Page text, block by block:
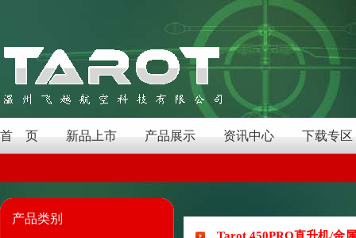
首 页 新品上市 产品展示 资讯中心 下载专区
产品类别